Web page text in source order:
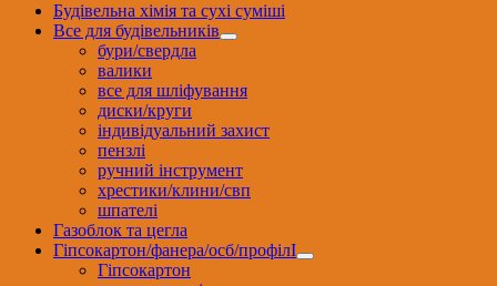
Будівельна хімія та сухі суміші
Все для будівельників
бури/свердла
валики
все для шліфування
диски/круги
індивідуальний захист
пензлі
ручний інструмент
хрестики/клини/свп
шпателі
Газоблок та цегла
Гіпсокартон/фанера/осб/профілІ
Гіпсокартон